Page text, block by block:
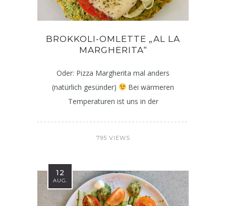
BROKKOLI-OMLETTE „AL LA
MARGHERITA“
Oder: Pizza Margherita mal anders
(natürlich gesünder)
Bei wärmeren
Temperaturen ist uns in der
795 VIEWS
12
AUG.